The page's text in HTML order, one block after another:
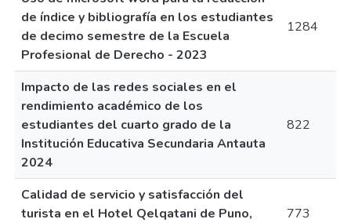
de índice y bibliografía en los estudiantes
de decimo semestre de la Escuela
Profesional de Derecho - 2023
1284
Impacto de las redes sociales en el
rendimiento académico de los
estudiantes del cuarto grado de la
Institución Educativa Secundaria Antauta
2024
822
Calidad de servicio y satisfacción del
turista en el Hotel Qelqatani de Puno,
773